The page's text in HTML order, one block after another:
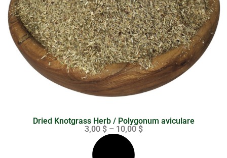
Dried Knotgrass Herb / Polygonum aviculare
3,00 $ – 10,00 $